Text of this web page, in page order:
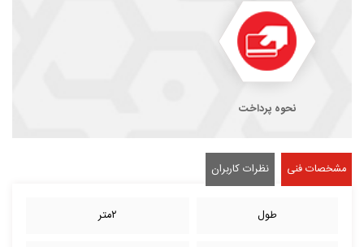
نحوه پرداخت
مشخصات فنی نظرات کاربران
طول ۲متر